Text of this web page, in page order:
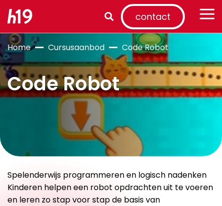
contact
Home Cursusaanbod Code Robot
Code Robot
Spelenderwijs programmeren en logisch nadenken
Kinderen helpen een robot opdrachten uit te voeren
en leren zo stap voor stap de basis van